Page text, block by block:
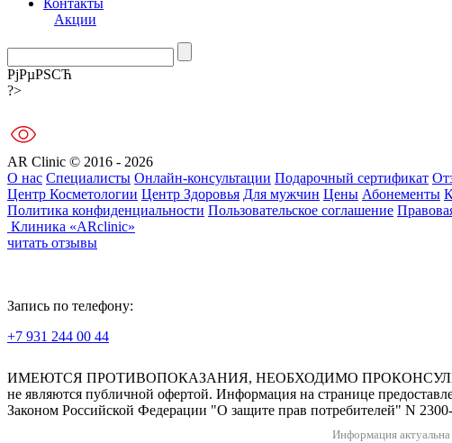
Контакты
Акции
РјРµРЅСЋ
?>
AR Clinic © 2016 - 2026
О нас Специалисты Онлайн-консультации Подарочный сертификат
Центр Косметологии Центр Здоровья Для мужчин Цены Абонементы
Политика конфиденциальности Пользовательское соглашение
Клиника «ARclinic»
читать отзывы
Запись по телефону:
+7 931 244 00 44
ИМЕЮТСЯ ПРОТИВОПОКАЗАНИЯ, НЕОБХОДИМО
не являются публичной офертой. Информация на странице
Законом Российской Федерации "О защите прав потребителей" N
Информация